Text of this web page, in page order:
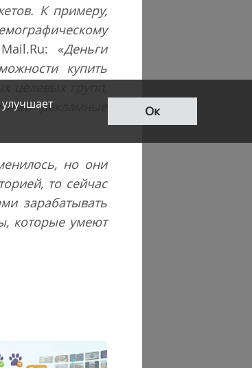
К примеру,
«Деньги
купить
рекламные
но они
то сейчас
зарабатывать
которые умеют
Ок